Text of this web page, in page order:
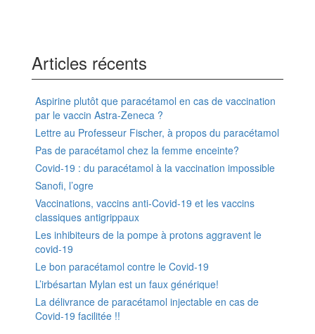
Articles récents
Aspirine plutôt que paracétamol en cas de vaccination
par le vaccin Astra-Zeneca ?
Lettre au Professeur Fischer, à propos du paracétamol
Pas de paracétamol chez la femme enceinte?
Covid-19 : du paracétamol à la vaccination impossible
Sanofi, l’ogre
Vaccinations, vaccins anti-Covid-19 et les vaccins
classiques antigrippaux
Les inhibiteurs de la pompe à protons aggravent le
covid-19
Le bon paracétamol contre le Covid-19
L’irbésartan Mylan est un faux générique!
La délivrance de paracétamol injectable en cas de
Covid-19 facilitée !!